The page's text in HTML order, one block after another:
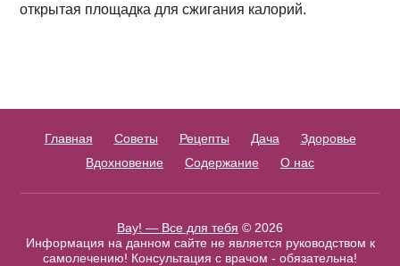
открытая площадка для сжигания калорий.
Главная Советы Рецепты Дача
Здоровье
Вдохновение
Содержание О нас
Вау! — Все для тебя © 2026
Информация на данном сайте не является руководством к
самолечению! Консультация с врачом - обязательна!